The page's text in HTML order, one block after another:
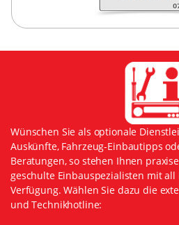
Wünschen Sie als optionale
Auskünfte, Fahrzeug-Einbautipps
Beratungen, so stehen Ihnen
geschulte Einbauspezialisten mit
Verfügung. Wählen Sie dazu die
und Technikhotline: